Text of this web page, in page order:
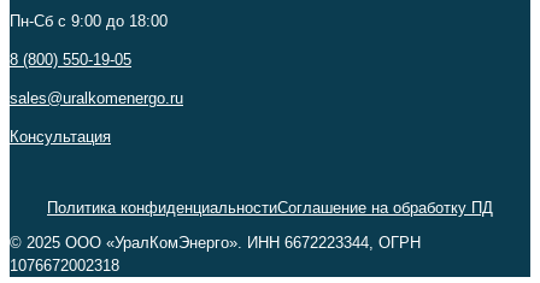
Пн-Сб c 9:00 до 18:00
8 (800) 550-19-05
sales@uralkomenergo.ru
Консультация
Политика конфиденциальностиСоглашение на обработку ПД
© 2025 ООО «УралКомЭнерго». ИНН 6672223344, ОГРН
1076672002318